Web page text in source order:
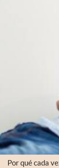
Por qué cada